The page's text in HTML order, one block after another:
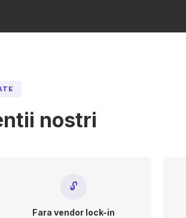
nostri
🔓
Fara vendor lock-in